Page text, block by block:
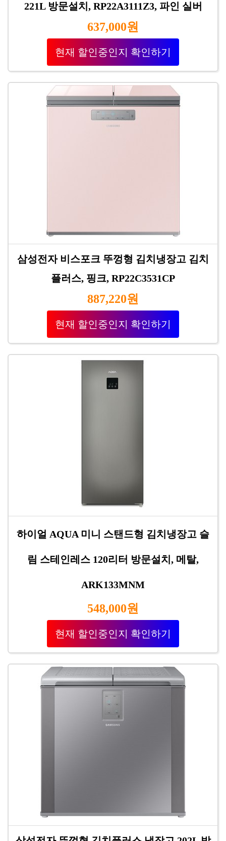
221L 방문설치, RP22A3111Z3, 파인 실버
637,000원
현재 할인중인지 확인하기
삼성전자 비스포크 뚜껑형 김치냉장고 김치
플러스, 핑크, RP22C3531CP
887,220원
현재 할인중인지 확인하기
하이얼 AQUA 미니 스탠드형 김치냉장고 슬
림 스테인레스 120리터 방문설치, 메탈,
ARK133MNM
548,000원
현재 할인중인지 확인하기